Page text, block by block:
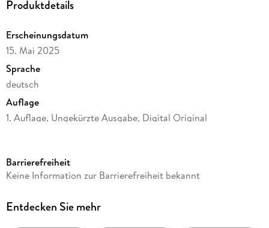
Produktdetails
Erscheinungsdatum
15. Mai 2025
Sprache
deutsch
Auflage
1. Auflage, Ungekürzte Ausgabe, Digital Original
Dateigröße
Laufzeit
Barrierefreiheit
Keine Information zur Barrierefreiheit bekannt
Entdecken Sie mehr